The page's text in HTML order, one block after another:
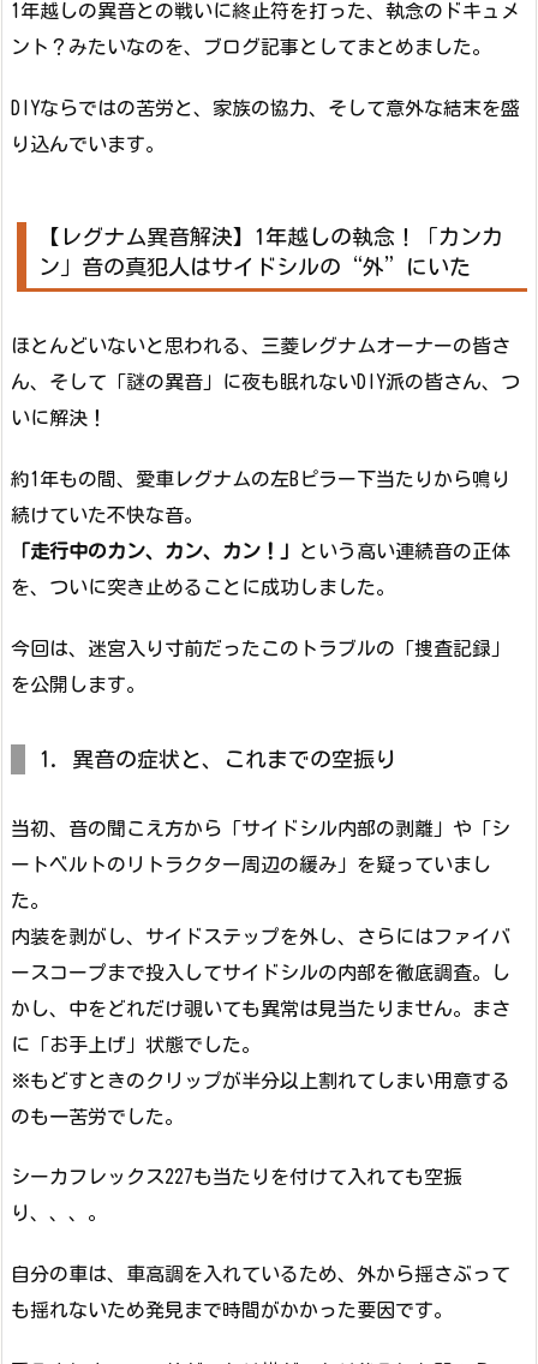
1年越しの異音との戦いに終止符を打った、執念のドキュメ
ント？みたいなのを、ブログ記事としてまとめました。
DIYならではの苦労と、家族の協力、そして意外な結末を盛
り込んでいます。
【レグナム異音解決】1年越しの執念！「カンカ
ン」音の真犯人はサイドシルの“外”にいた
ほとんどいないと思われる、三菱レグナムオーナーの皆さ
ん、そして「謎の異音」に夜も眠れないDIY派の皆さん、つ
いに解決！
約1年もの間、愛車レグナムの左Bピラー下当たりから鳴り
続けていた不快な音。
「走行中のカン、カン、カン！」
という高い連続音の正体
を、ついに突き止めることに成功しました。
今回は、迷宮入り寸前だったこのトラブルの「捜査記録」
を公開します。
1. 異音の症状と、これまでの空振り
当初、音の聞こえ方から「サイドシル内部の剥離」や「シ
ートベルトのリトラクター周辺の緩み」を疑っていまし
た。
内装を剥がし、サイドステップを外し、さらにはファイバ
ースコープまで投入してサイドシルの内部を徹底調査。し
かし、中をどれだけ覗いても異常は見当たりません。まさ
に「お手上げ」状態でした。
※もどすときのクリップが半分以上割れてしまい用意する
のも一苦労でした。
シーカフレックス227も当たりを付けて入れても空振
り、、、。
自分の車は、車高調を入れているため、外から揺さぶって
も揺れないため発見まで時間がかかった要因です。